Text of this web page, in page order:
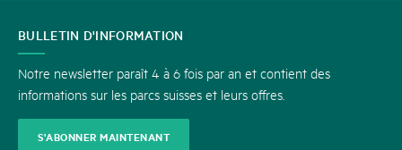
CONTACT
BULLETIN D'INFORMATION
Notre newsletter paraît 4 à 6 fois par an et contient des
informations sur les parcs suisses et leurs offres.
S'ABONNER MAINTENANT